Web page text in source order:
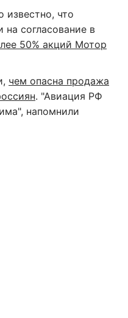
известно, что
на согласование в
50% акций Мотор
чем опасна продажа
. "Авиация РФ
напомнили